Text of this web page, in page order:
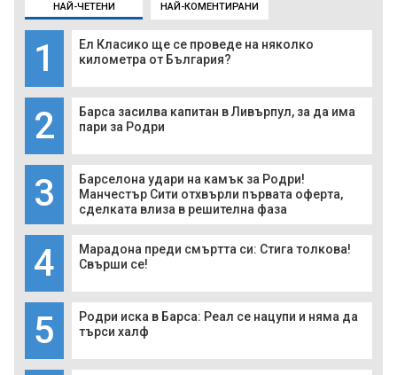
НАЙ-ЧЕТЕНИ НАЙ-КОМЕНТИРАНИ
1
Ел Класико ще се проведе на няколко
километра от България?
2
Барса засилва капитан в Ливърпул, за да има
пари за Родри
3
Барселона удари на камък за Родри!
Манчестър Сити отхвърли първата оферта,
сделката влиза в решителна фаза
4
Марадона преди смъртта си: Стига толкова!
Свърши се!
5
Родри иска в Барса: Реал се нацупи и няма да
търси халф